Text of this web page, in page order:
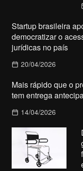
Startup brasileira
democratizar o
jurídicas no país
20/04/2026
Mais rápido que o
tem entrega
14/04/2026